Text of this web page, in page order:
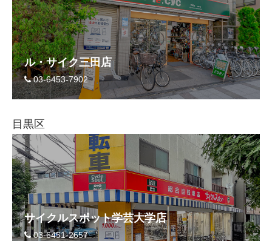
ル・サイク三田店
03-6453-7902
目黒区
サイクルスポット学芸大学店
03-6451-2657